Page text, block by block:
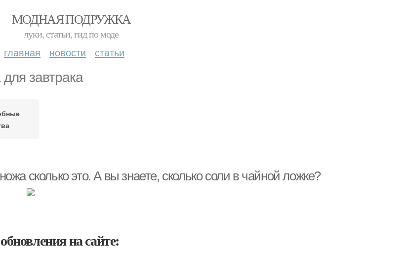
МОДНАЯ ПОДРУЖКА
луки, статьи, гид по моде
главная новости статьи
завтрака
сколько это. А вы знаете, сколько соли в чайной ложке?
на сайте: